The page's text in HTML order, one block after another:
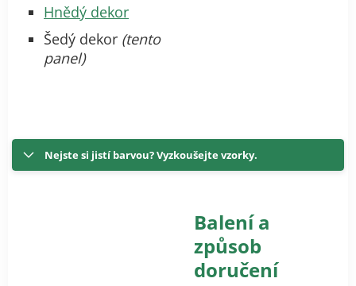
Hnědý dekor
Šedý dekor (tento
panel)
Nejste si jistí barvou? Vyzkoušejte vzorky.
Balení a
způsob
doručení